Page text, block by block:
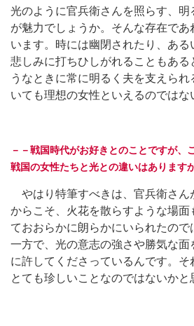
光のように官兵衛さんを照らす、明
が魅力でしょうか。そんな存在であ
います。時には幽閉されたり、あ
悲しみに打ちひしがれることもある
うなときに常に明るく夫を支えら
いても理想の女性といえるのではな
－－戦国時代がお好きとのことですが、
戦国の女性たちと光との違いはあります
やはり特筆すべきは、官兵衛さん
からこそ、火花を散らすような場
ておおらかに朗らかにいられたので
一方で、光の意志の強さや勝気な面
に許してくださっているんです。そ
とても珍しいことなのではないかと